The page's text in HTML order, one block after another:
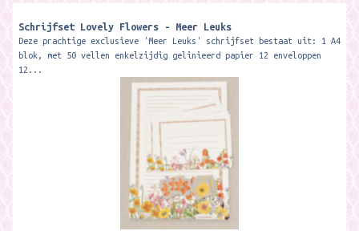
Schrijfset Lovely Flowers - Meer Leuks
Deze prachtige exclusieve 'Meer Leuks' schrijfset bestaat uit: 1 A4
blok, met 50 vellen enkelzijdig gelinieerd papier 12 enveloppen
12...